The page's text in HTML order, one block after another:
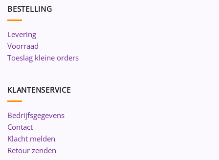
BESTELLING
Levering
Voorraad
Toeslag kleine orders
KLANTENSERVICE
Bedrijfsgegevens
Contact
Klacht melden
Retour zenden